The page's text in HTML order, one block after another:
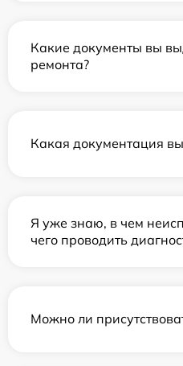
Какие документы вы
ремонта?
Какая документация
Я уже знаю, в чем
чего проводить
Можно ли